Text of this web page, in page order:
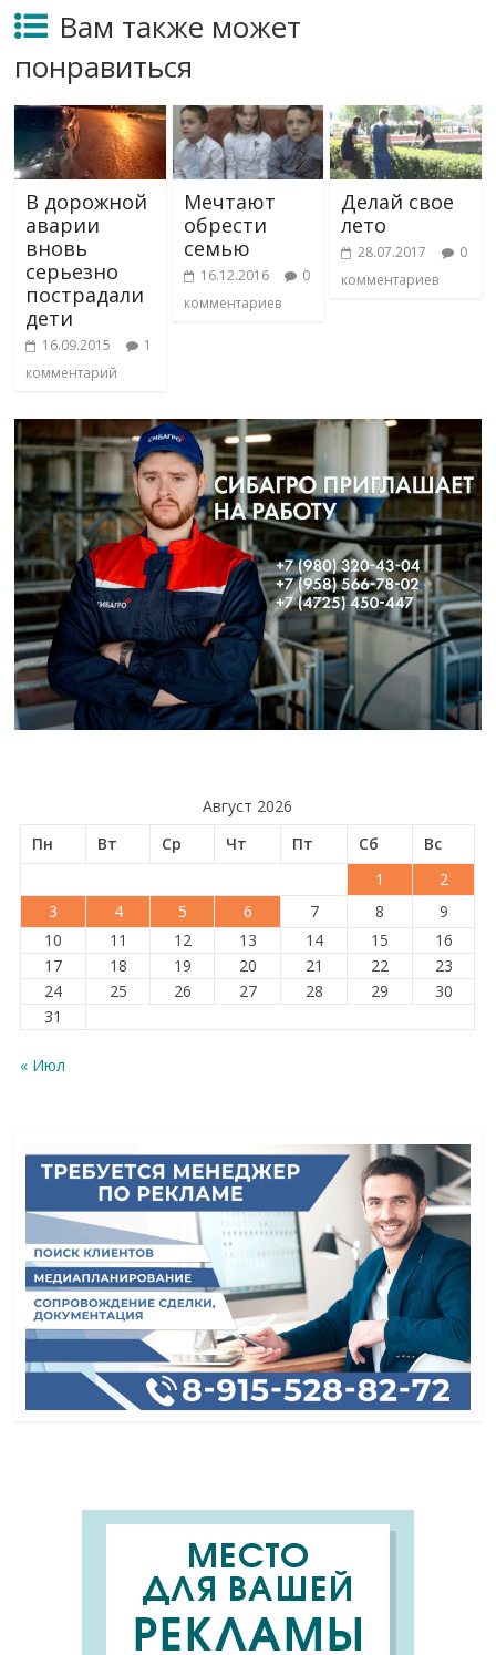
Вам также может
понравиться
В дорожной
аварии
вновь
серьезно
пострадали
дети
16.09.2015
1
комментарий
Мечтают
обрести
семью
16.12.2016
0
комментариев
Делай свое
лето
28.07.2017
0
комментариев
Август 2026
Пн
Вт Ср Чт Пт Сб
Вс
1
2
3
4 5 6 7 8
9
10
11 12 13 14 15
16
17
18 19 20 21 22
23
24
25 26 27 28 29
30
31
« Июл